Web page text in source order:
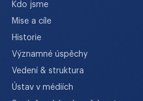
Kdo jsme
Mise a cíle
Historie
Významné úspěchy
Vedení & struktura
Ústav v médiích